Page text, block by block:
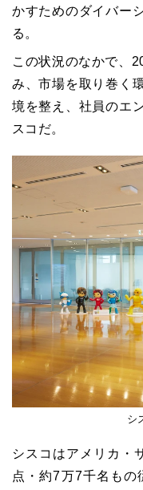
かすためのダイバー
る。
この状況のなかで、
み、市場を取り巻く
境を整え、社員のエ
スコだ。
シ
シスコはアメリカ・
点・約7万7千名も